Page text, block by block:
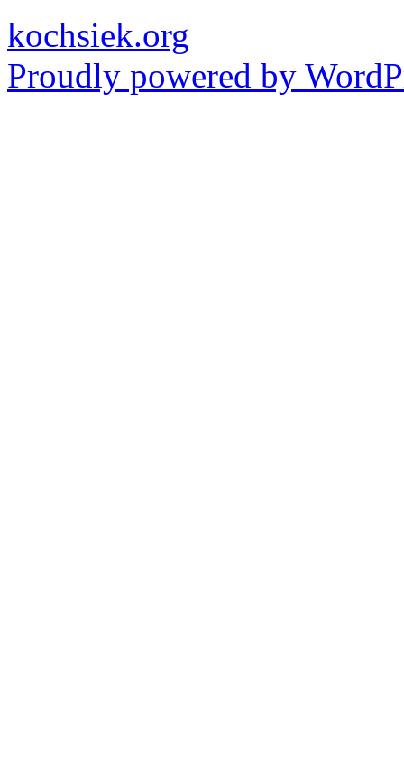
kochsiek.org
Proudly powered by